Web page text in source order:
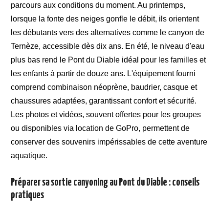
parcours aux conditions du moment. Au printemps,
lorsque la fonte des neiges gonfle le débit, ils orientent
les débutants vers des alternatives comme le canyon de
Ternèze, accessible dès dix ans. En été, le niveau d'eau
plus bas rend le Pont du Diable idéal pour les familles et
les enfants à partir de douze ans. L'équipement fourni
comprend combinaison néoprène, baudrier, casque et
chaussures adaptées, garantissant confort et sécurité.
Les photos et vidéos, souvent offertes pour les groupes
ou disponibles via location de GoPro, permettent de
conserver des souvenirs impérissables de cette aventure
aquatique.
Préparer sa sortie canyoning au Pont du Diable : conseils
pratiques